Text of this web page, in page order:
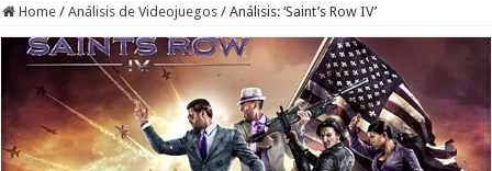
Home / Análisis de Videojuegos / Análisis: ‘Saint’s Row IV’